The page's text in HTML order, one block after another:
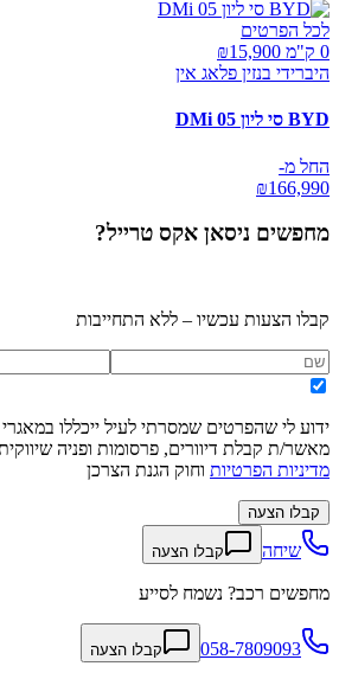
לכל הפרטים
0 ק"מ ₪
15,900
היברידי בנזין פלאג אין
BYD סי ליון 05 DMi
החל מ-
₪166,990
מחפשים ניסאן אקס טרייל?
קבלו הצעות עכשיו – ללא התחייבות
ידוע לי שהפרטים שמסרתי לעיל ייכללו
מאשר/ת קבלת דיוורים, פרסומות ופניה
מדיניות הפרטיות וחוק הגנת הצרכן
קבלו הצעה
שיחה קבלו הצעה
מחפשים רכב? נשמח לסייע
058-7809093 קבלו הצעה